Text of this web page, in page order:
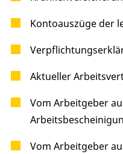
Kontoauszüge der
Aktueller
Vom Arbeitgeber
Vom Arbeitgeber